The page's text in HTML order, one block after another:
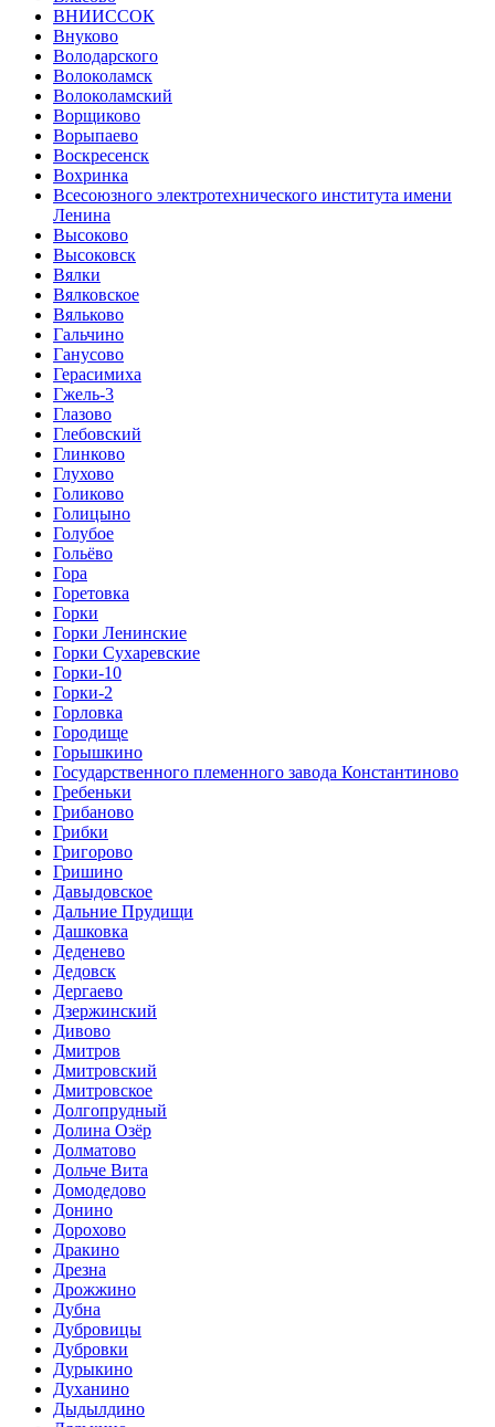
ВНИИССОК
Внуково
Володарского
Волоколамск
Волоколамский
Ворщиково
Ворыпаево
Воскресенск
Вохринка
Всесоюзного электротехнического института имени
Ленина
Высоково
Высоковск
Вялки
Вялковское
Вяльково
Гальчино
Ганусово
Герасимиха
Гжель-3
Глазово
Глебовский
Глинково
Глухово
Голиково
Голицыно
Голубое
Гольёво
Гора
Горетовка
Горки
Горки Ленинские
Горки Сухаревские
Горки-10
Горки-2
Горловка
Городище
Горышкино
Государственного племенного завода Константиново
Гребеньки
Грибаново
Грибки
Григорово
Гришино
Давыдовское
Дальние Прудищи
Дашковка
Деденево
Дедовск
Дергаево
Дзержинский
Дивово
Дмитров
Дмитровский
Дмитровское
Долгопрудный
Долина Озёр
Долматово
Дольче Вита
Домодедово
Донино
Дорохово
Дракино
Дрезна
Дрожжино
Дубна
Дубровицы
Дубровки
Дурыкино
Духанино
Дыдылдино